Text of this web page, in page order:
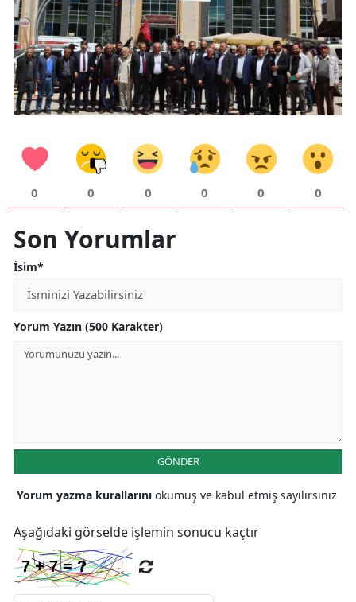
Batman
Şırnak
Bartın
Ardahan
Iğdır
Karabük
0 0 0 0 0 0
Son Yorumlar
İsim*
Yorum Yazın (500 Karakter)
GÖNDER
Yorum yazma kurallarını okumuş ve kabul etmiş sayılırsınız
Aşağıdaki görselde işlemin sonucu kaçtır